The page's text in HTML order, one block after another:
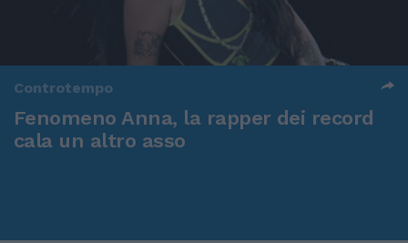
Controtempo
Fenomeno Anna, la rapper dei record
cala un altro asso